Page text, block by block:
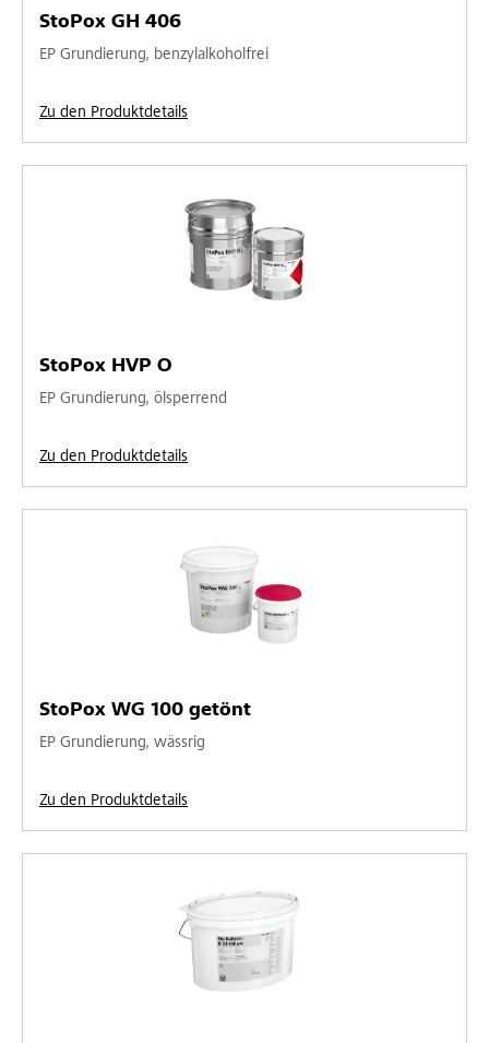
StoPox GH 406
EP Grundierung, benzylalkoholfrei
Zu den Produktdetails
StoPox HVP O
EP Grundierung, ölsperrend
Zu den Produktdetails
StoPox WG 100 getönt
EP Grundierung, wässrig
Zu den Produktdetails